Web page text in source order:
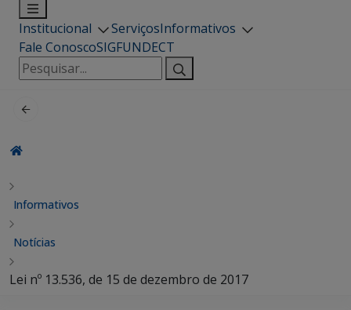
Institucional ServiçosInformativos
Fale ConoscoSIGFUNDECT
Pesquisar
por:
Informativos
Notícias
Lei nº 13.536, de 15 de dezembro de 2017